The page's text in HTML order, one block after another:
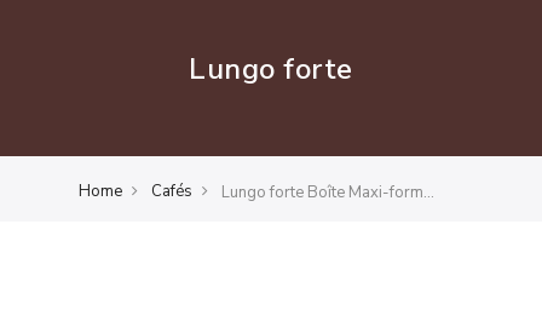
Lungo forte
Home Cafés Lungo forte Boîte Maxi-format 4x 33 capsules ALU compatibles Nespresso®*